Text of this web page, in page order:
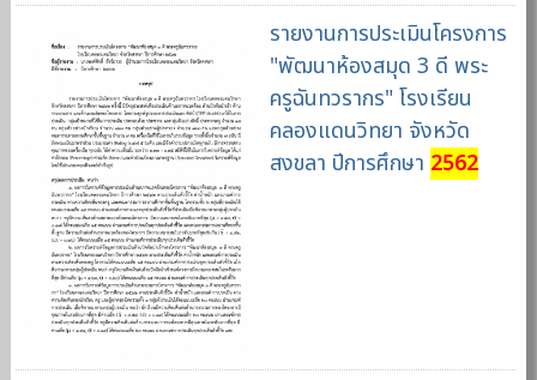
รายงานการประเมินโครงการ
"พัฒนาห้องสมุด 3 ดี พระ
ครูฉันทวรากร" โรงเรียน
คลองแดนวิทยา จังหวัด
สงขลา ปีการศึกษา 2562